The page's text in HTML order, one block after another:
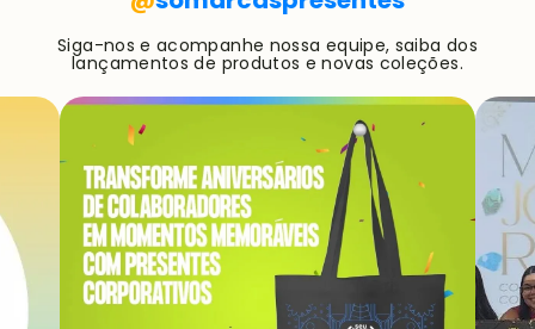
@somarcaspresentes
Siga-nos e acompanhe nossa equipe, saiba dos
lançamentos de produtos e novas coleções.